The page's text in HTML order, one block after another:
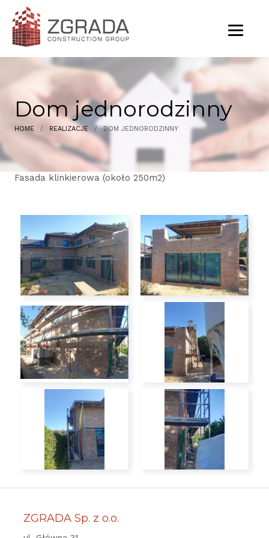
Dom jednorodzinny
HOME / REALIZACJE / DOM JEDNORODZINNY
Fasada klinkierowa (około 250m2)
ZGRADA Sp. z o.o.